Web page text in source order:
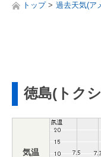
トップ 過去天気(ア
徳島(トク
気温